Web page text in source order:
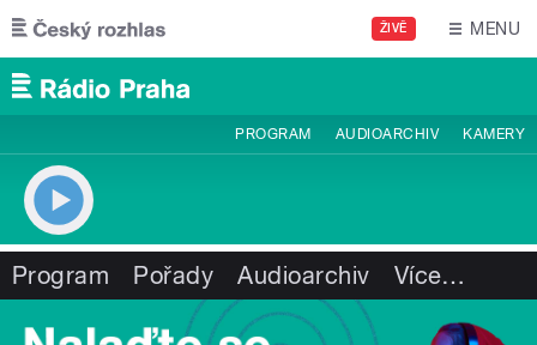
Přejít k hlavnímu obsahu
ŽIVĚ MENU
PROGRAM AUDIOARCHIV KAMERY
Program Pořady Audioarchiv Více…